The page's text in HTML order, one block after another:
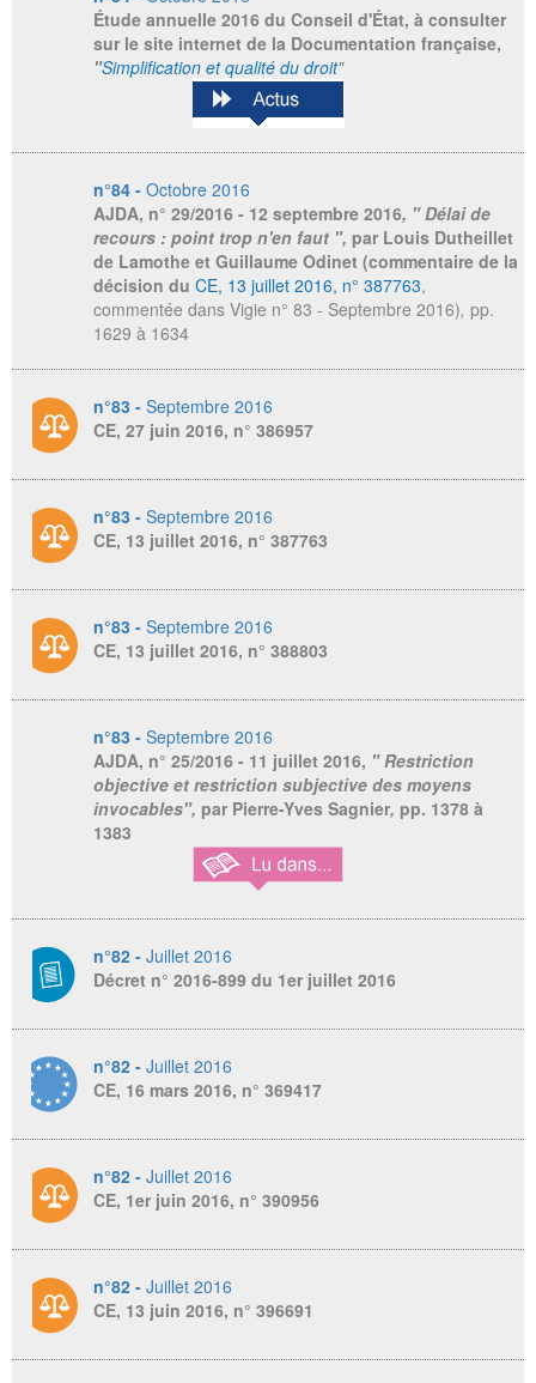
Étude annuelle 2016 du Conseil d'État, à consulter
sur le site internet de la Documentation française,
"Simplification et qualité du droit"
n°84 - Octobre 2016
AJDA, n° 29/2016 - 12 septembre 2016, " Délai de
recours : point trop n'en faut ", par Louis Dutheillet
de Lamothe et Guillaume Odinet (commentaire de la
décision du CE, 13 juillet 2016, n° 387763,
commentée dans Vigie n° 83 - Septembre 2016), pp.
1629 à 1634
n°83 - Septembre 2016
CE, 27 juin 2016, n° 386957
n°83 - Septembre 2016
CE, 13 juillet 2016, n° 387763
n°83 - Septembre 2016
CE, 13 juillet 2016, n° 388803
n°83 - Septembre 2016
AJDA, n° 25/2016 - 11 juillet 2016, " Restriction
objective et restriction subjective des moyens
invocables", par Pierre-Yves Sagnier, pp. 1378 à
1383
n°82 - Juillet 2016
Décret n° 2016-899 du 1er juillet 2016
n°82 - Juillet 2016
CE, 16 mars 2016, n° 369417
n°82 - Juillet 2016
CE, 1er juin 2016, n° 390956
n°82 - Juillet 2016
CE, 13 juin 2016, n° 396691